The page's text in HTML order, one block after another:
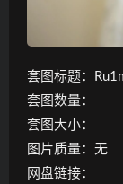
套图标题：
套图数量：
套图大小：
图片质量：无
网盘链接：